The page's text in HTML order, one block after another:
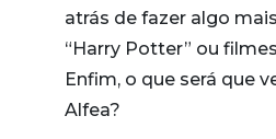
atrás de fazer algo
“Harry Potter” ou
Enfim, o que será que
Alfea?